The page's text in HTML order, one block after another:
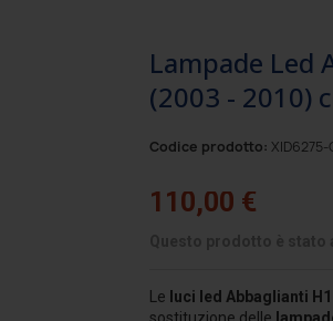
Lampade Led
(2003 - 2010)
Codice prodotto: XID6275-
110,00 €
Le luci led Abbaglianti H1